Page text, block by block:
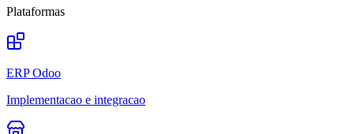
Plataformas
ERP Odoo
Implementacao e integracao